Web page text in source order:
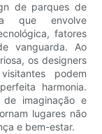
de parques de
que envolve
fatores
vanguarda. Ao
os designers
podem
harmonia.
de imaginação e
lugares não
e bem-estar.